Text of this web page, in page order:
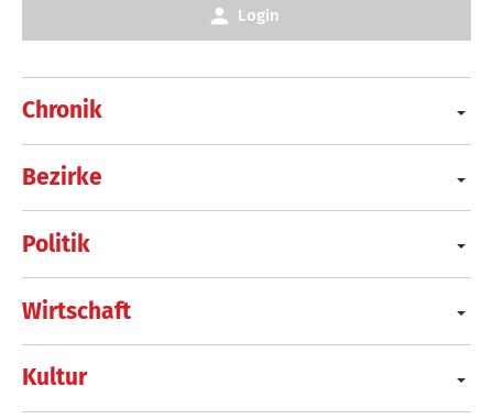
Chronik
Bezirke
Politik
Wirtschaft
Kultur
Login